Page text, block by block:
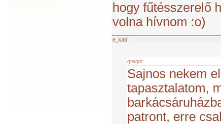
hogy fűtésszerelő
volna hívnom :o)
e_kati
gregor
Sajnos nekem
tapasztalatom,
patront, erre